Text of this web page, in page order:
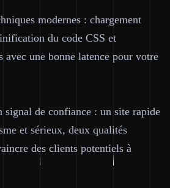
modernes : chargement
du code CSS et
avec une bonne latence pour votre
signal de confiance : un site rapide
et sérieux, deux qualités
des clients potentiels à